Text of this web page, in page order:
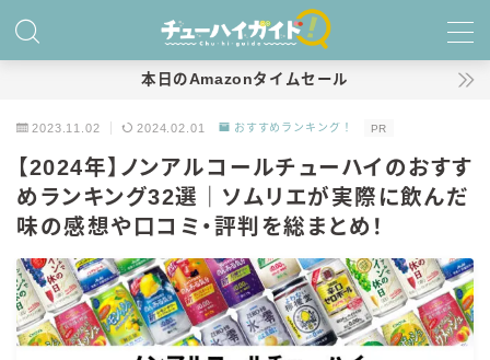
特集！
商品レビュー
キリン
本日のAmazonタイムセール
2023.11.02 2024.02.01 おすすめランキング！ PR
【2024年】ノンアルコールチューハイのおすす
めランキング32選｜ソムリエが実際に飲んだ
味の感想や口コミ・評判を総まとめ！